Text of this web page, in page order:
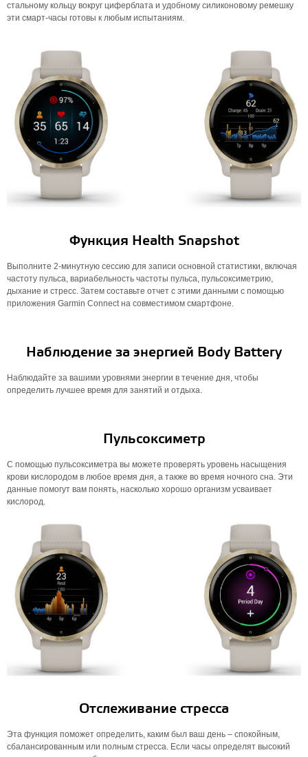
стальному кольцу вокруг циферблата и удобному силиконовому ремешку
эти смарт-часы готовы к любым испытаниям.
Функция Health Snapshot
Выполните 2-минутную сессию для записи основной статистики, включая
частоту пульса, вариабельность частоты пульса, пульсоксиметрию,
дыхание и стресс. Затем составьте отчет с этими данными с помощью
приложения Garmin Connect на совместимом смартфоне.
Наблюдение за энергией Body Battery
Наблюдайте за вашими уровнями энергии в течение дня, чтобы
определить лучшее время для занятий и отдыха.
Пульсоксиметр
С помощью пульсоксиметра вы можете проверять уровень насыщения
крови кислородом в любое время дня, а также во время ночного сна. Эти
данные помогут вам понять, насколько хорошо организм усваивает
кислород.
Отслеживание стресса
Эта функция поможет определить, каким был ваш день – спокойным,
сбалансированным или полным стресса. Если часы определят высокий